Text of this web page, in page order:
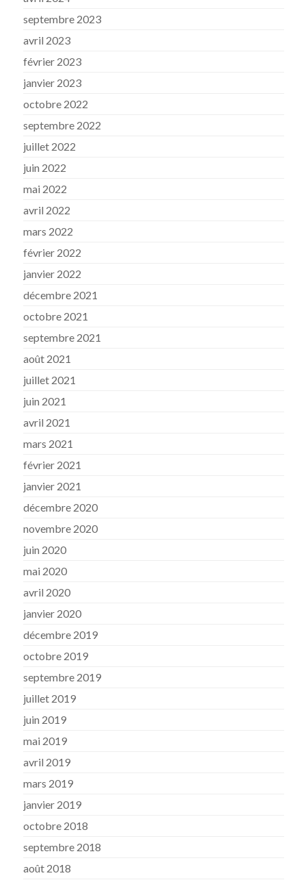
septembre 2023
avril 2023
février 2023
janvier 2023
octobre 2022
septembre 2022
juillet 2022
juin 2022
mai 2022
avril 2022
mars 2022
février 2022
janvier 2022
décembre 2021
octobre 2021
septembre 2021
août 2021
juillet 2021
juin 2021
avril 2021
mars 2021
février 2021
janvier 2021
décembre 2020
novembre 2020
juin 2020
mai 2020
avril 2020
janvier 2020
décembre 2019
octobre 2019
septembre 2019
juillet 2019
juin 2019
mai 2019
avril 2019
mars 2019
janvier 2019
octobre 2018
septembre 2018
août 2018